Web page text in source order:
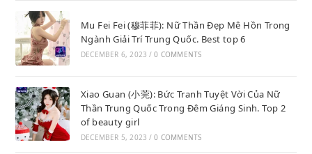
Mu Fei Fei (穆菲菲): Nữ Thần Đẹp Mê Hồn Trong
Ngành Giải Trí Trung Quốc. Best top 6
DECEMBER 6, 2023 / 0 COMMENTS
Xiao Guan (小莞): Bức Tranh Tuyệt Vời Của Nữ
Thần Trung Quốc Trong Đêm Giáng Sinh. Top 2
of beauty girl
DECEMBER 5, 2023 / 0 COMMENTS